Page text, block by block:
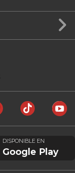
DISPONIBLE EN
Google Play